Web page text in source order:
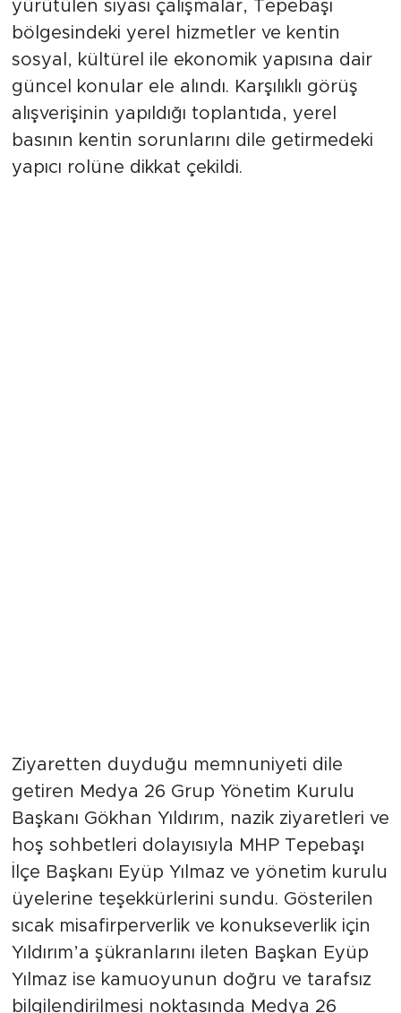
yürütülen siyasi çalışmalar, Tepebaşı
bölgesindeki yerel hizmetler ve kentin
sosyal, kültürel ile ekonomik yapısına dair
güncel konular ele alındı. Karşılıklı görüş
alışverişinin yapıldığı toplantıda, yerel
basının kentin sorunlarını dile getirmedeki
Ziyaretten duyduğu memnuniyeti dile
getiren Medya 26 Grup Yönetim Kurulu
Başkanı Gökhan Yıldırım, nazik ziyaretleri ve
hoş sohbetleri dolayısıyla MHP Tepebaşı
İlçe Başkanı Eyüp Yılmaz ve yönetim kurulu
üyelerine teşekkürlerini sundu. Gösterilen
sıcak misafirperverlik ve konukseverlik için
Yıldırım’a şükranlarını ileten Başkan Eyüp
Yılmaz ise kamuoyunun doğru ve tarafsız